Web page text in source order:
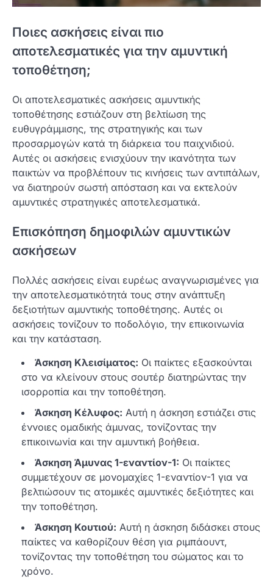
Ποιες ασκήσεις είναι πιο
αποτελεσματικές για την αμυντική
τοποθέτηση;
Οι αποτελεσματικές ασκήσεις αμυντικής
τοποθέτησης εστιάζουν στη βελτίωση της
ευθυγράμμισης, της στρατηγικής και των
προσαρμογών κατά τη διάρκεια του παιχνιδιού.
Αυτές οι ασκήσεις ενισχύουν την ικανότητα των
παικτών να προβλέπουν τις κινήσεις των αντιπάλων,
να διατηρούν σωστή απόσταση και να εκτελούν
αμυντικές στρατηγικές αποτελεσματικά.
Επισκόπηση δημοφιλών αμυντικών
ασκήσεων
Πολλές ασκήσεις είναι ευρέως αναγνωρισμένες για
την αποτελεσματικότητά τους στην ανάπτυξη
δεξιοτήτων αμυντικής τοποθέτησης. Αυτές οι
ασκήσεις τονίζουν το ποδολόγιο, την επικοινωνία
και την κατάσταση.
Άσκηση Κλεισίματος: Οι παίκτες εξασκούνται
στο να κλείνουν στους σουτέρ διατηρώντας την
ισορροπία και την τοποθέτηση.
Άσκηση Κέλυφος: Αυτή η άσκηση εστιάζει στις
έννοιες ομαδικής άμυνας, τονίζοντας την
επικοινωνία και την αμυντική βοήθεια.
Άσκηση Άμυνας 1-εναντίον-1: Οι παίκτες
συμμετέχουν σε μονομαχίες 1-εναντίον-1 για να
βελτιώσουν τις ατομικές αμυντικές δεξιότητες και
την τοποθέτηση.
Άσκηση Κουτιού: Αυτή η άσκηση διδάσκει στους
παίκτες να καθορίζουν θέση για ριμπάουντ,
τονίζοντας την τοποθέτηση του σώματος και το
χρόνο.